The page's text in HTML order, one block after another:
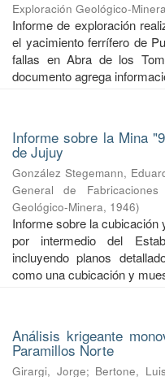
Exploración Geológico-
Informe de exploración
el yacimiento ferrífero de
fallas en Abra de los
documento agrega
Informe sobre la Mina
de Jujuy
González Stegemann,
General de
Geológico-Minera, 1946)
Informe sobre la
por intermedio del
incluyendo planos
como una cubicación y
Análisis krigeante
Paramillos Norte
Girargi, Jorge; Bertone, Luis